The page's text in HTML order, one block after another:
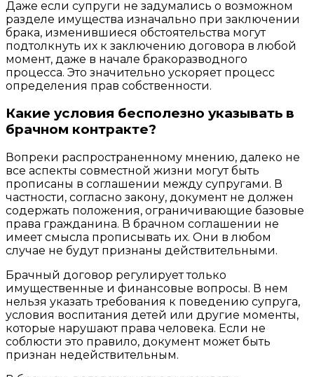
Даже если супруги не задумались о возможном
разделе имущества изначально при заключении
брака, изменившиеся обстоятельства могут
подтолкнуть их к заключению договора в любой
момент, даже в начале бракоразводного
процесса. Это значительно ускоряет процесс
определения прав собственности.
Какие условия бесполезно указывать в
брачном контракте?
Вопреки распространенному мнению, далеко не
все аспекты совместной жизни могут быть
прописаны в соглашении между супругами. В
частности, согласно закону, документ не должен
содержать положения, ограничивающие базовые
права гражданина. В брачном соглашении не
имеет смысла прописывать их. Они в любом
случае не будут признаны действительными.
Брачный договор регулирует только
имущественные и финансовые вопросы. В нем
нельзя указать требования к поведению супруга,
условия воспитания детей или другие моменты,
которые нарушают права человека. Если не
соблюсти это правило, документ может быть
признан недействительным.